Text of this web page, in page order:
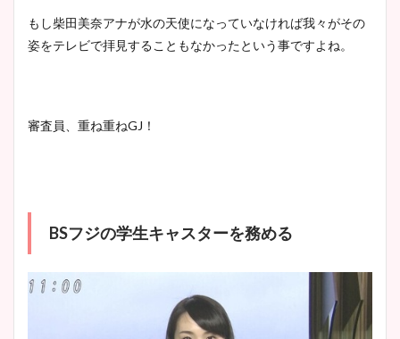
もし柴田美奈アナが水の天使になっていなければ我々がその
姿をテレビで拝見することもなかったという事ですよね。
審査員、重ね重ねGJ！
BSフジの学生キャスターを務める